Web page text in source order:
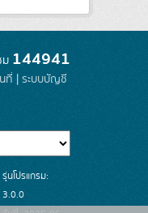
ม 144941
ที่ | ระบบบัญชี
รุ่นโปรแกรม:
3.0.0